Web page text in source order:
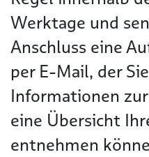
Werktage und
Anschluss eine
per E-Mail, der
Informationen
eine Übersicht
entnehmen